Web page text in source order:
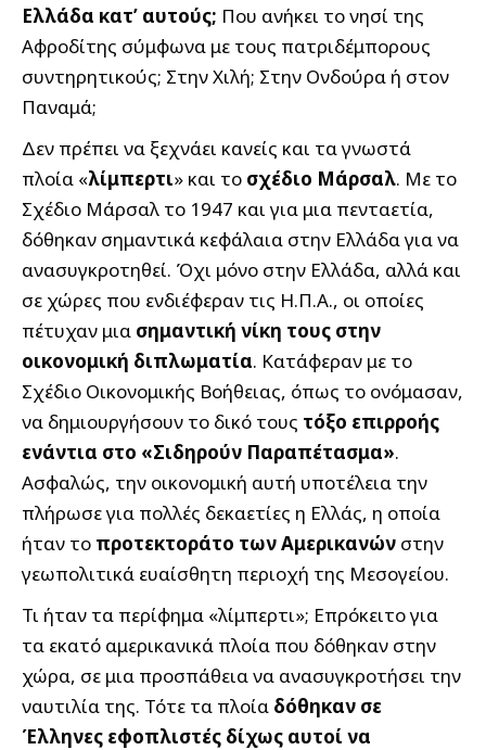
Ελλάδα κατ’ αυτούς; Που ανήκει το νησί της
Αφροδίτης σύμφωνα με τους πατριδέμπορους
συντηρητικούς; Στην Χιλή; Στην Ονδούρα ή στον
Παναμά;
Δεν πρέπει να ξεχνάει κανείς και τα γνωστά
πλοία «λίμπερτι» και το σχέδιο Μάρσαλ. Με το
Σχέδιο Μάρσαλ το 1947 και για μια πενταετία,
δόθηκαν σημαντικά κεφάλαια στην Ελλάδα για να
ανασυγκροτηθεί. Όχι μόνο στην Ελλάδα, αλλά και
σε χώρες που ενδιέφεραν τις Η.Π.Α., οι οποίες
πέτυχαν μια σημαντική νίκη τους στην
οικονομική διπλωματία. Κατάφεραν με το
Σχέδιο Οικονομικής Βοήθειας, όπως το ονόμασαν,
να δημιουργήσουν το δικό τους τόξο επιρροής
ενάντια στο «Σιδηρούν Παραπέτασμα».
Ασφαλώς, την οικονομική αυτή υποτέλεια την
πλήρωσε για πολλές δεκαετίες η Ελλάς, η οποία
ήταν το προτεκτοράτο των Αμερικανών στην
γεωπολιτικά ευαίσθητη περιοχή της Μεσογείου.
Τι ήταν τα περίφημα «λίμπερτι»; Επρόκειτο για
τα εκατό αμερικανικά πλοία που δόθηκαν στην
χώρα, σε μια προσπάθεια να ανασυγκροτήσει την
ναυτιλία της. Τότε τα πλοία δόθηκαν σε
Έλληνες εφοπλιστές δίχως αυτοί να